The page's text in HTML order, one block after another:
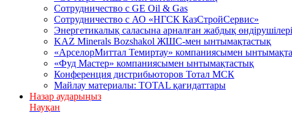
Сотрудничество c GE Oil & Gas
Сотрудничество с АО «НГСК КазСтройСервис»
Энергетикалық саласына арналған жабдық
KAZ Minerals Bozshakol ЖШС-мен ынтымақтастық
«АрселорМиттал Темиртау» компаниясымен
«Фуд Мастер» компаниясымен ынтымақтастық
Конференция дистрибьюторов Тотал МСК
Майлау материалы: TOTAL қағидаттары
Назар аударыңыз
Науқан